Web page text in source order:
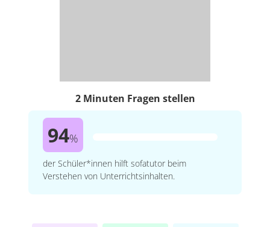
2 Minuten Fragen stellen
94%
der Schüler*innen hilft sofatutor beim
Verstehen von Unterrichtsinhalten.